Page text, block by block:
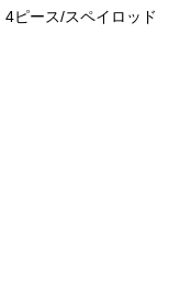
4ピース/スペイロッド